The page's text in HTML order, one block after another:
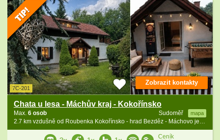
7C-201
Chata u lesa - Máchův kraj - Kokořínsko
Sudoměř mapa
Max. 6 osob
Zobrazit kontakty
Ceník